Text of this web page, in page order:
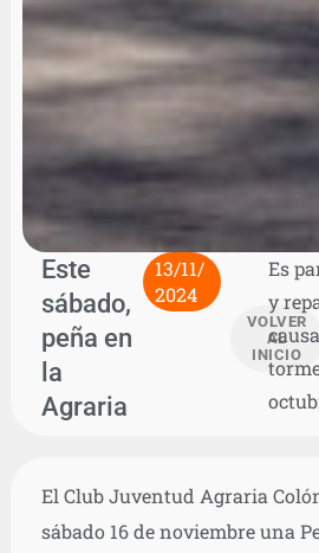
Este
sábado,
peña en
la
Agraria
13/11/
2024
VOLVER
AL
INICIO
Es
y
El Club Juventud Agraria
sábado 16 de noviembre una